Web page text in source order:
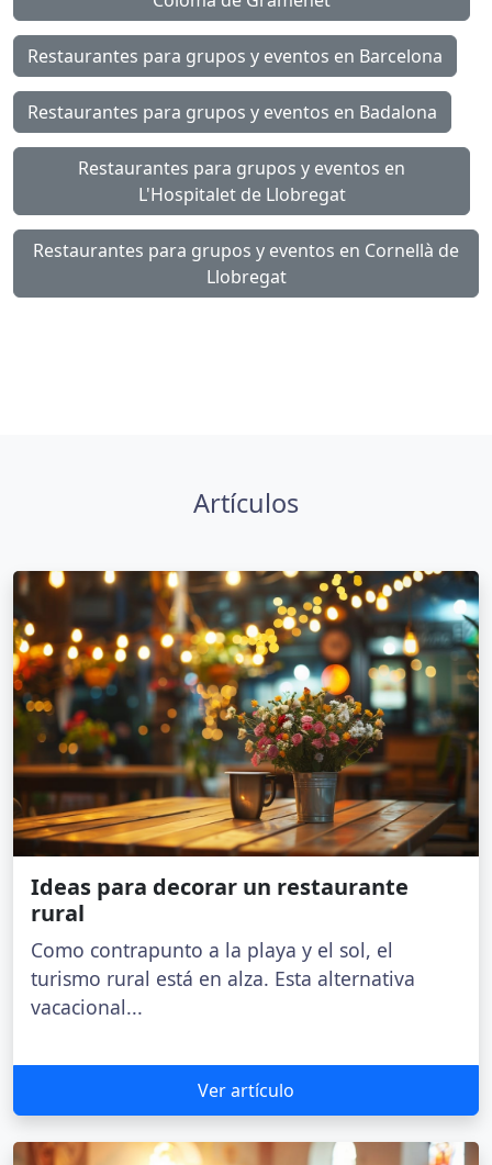
Restaurantes para grupos y eventos en Barcelona
Restaurantes para grupos y eventos en Badalona
Restaurantes para grupos y eventos en
L'Hospitalet de Llobregat
Restaurantes para grupos y eventos en Cornellà de
Llobregat
Artículos
Ideas para decorar un restaurante
rural
Como contrapunto a la playa y el sol, el
turismo rural está en alza. Esta alternativa
vacacional...
Ver artículo